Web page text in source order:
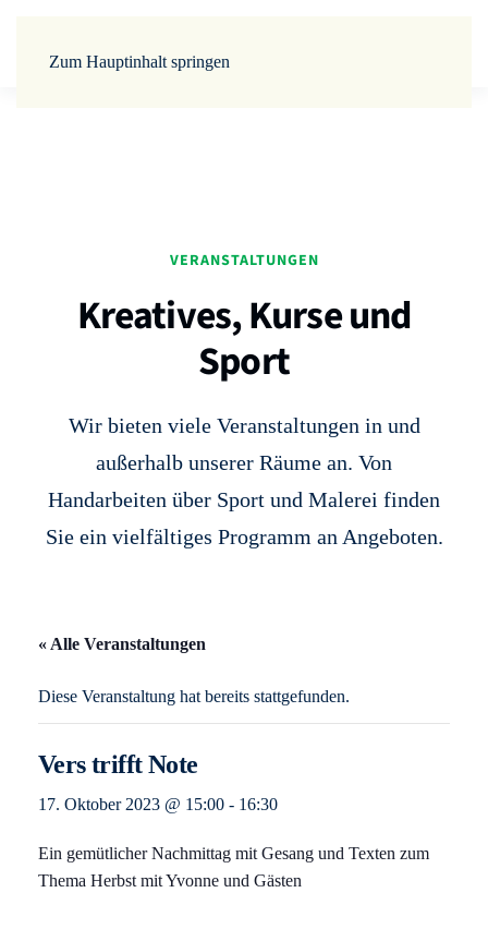
Zum Hauptinhalt springen
VERANSTALTUNGEN
Kreatives, Kurse und
Sport
Wir bieten viele Veranstaltungen in und
außerhalb unserer Räume an. Von
Handarbeiten über Sport und Malerei finden
Sie ein vielfältiges Programm an Angeboten.
« Alle Veranstaltungen
Diese Veranstaltung hat bereits stattgefunden.
Vers trifft Note
17. Oktober 2023 @ 15:00 - 16:30
Ein gemütlicher Nachmittag mit Gesang und Texten zum
Thema Herbst mit Yvonne und Gästen